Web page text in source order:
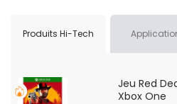
Produits Hi-Tech
Jeu Red
Xbox One